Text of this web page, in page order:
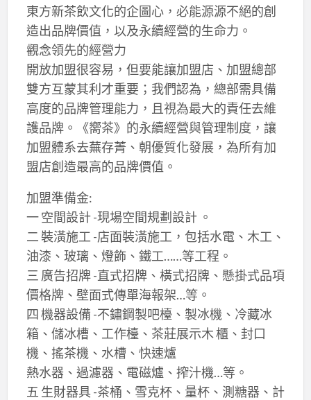
東方新茶飲文化的企圖心，必能源源不絕的創
造出品牌價值，以及永續經營的生命力。
觀念領先的經營力
開放加盟很容易，但要能讓加盟店、加盟總部
雙方互蒙其利才重要；我們認為，總部需具備
高度的品牌管理能力，且視為最大的責任去維
護品牌。《嚮茶》的永續經營與管理制度，讓
加盟體系去蕪存菁、朝優質化發展，為所有加
盟店創造最高的品牌價值。
加盟準備金:
一 空間設計 -現場空間規劃設計 。
二 裝潢施工 -店面裝潢施工，包括水電、木工、
油漆、玻璃、燈飾、鐵工……等工程。
三 廣告招牌 -直式招牌、橫式招牌、懸掛式品項
價格牌、壁面式傳單海報架…等。
四 機器設備 -不鏽鋼製吧檯、製冰機、冷藏冰
箱、儲冰槽、工作檯、茶莊展示木 櫃、封口
機、搖茶機、水槽、快速爐
熱水器、過濾器、電磁爐、搾汁機…等。
五 生財器具 -茶桶、雪克杯、量杯、測糖器、計